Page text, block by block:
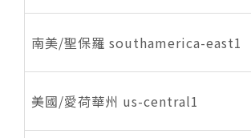
南美/聖保羅 southamerica-east1
美國/愛荷華州 us-central1